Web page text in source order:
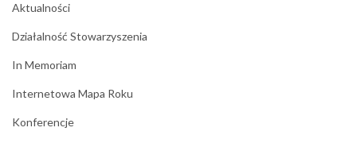
Aktualności
Działalność Stowarzyszenia
In Memoriam
Internetowa Mapa Roku
Konferencje